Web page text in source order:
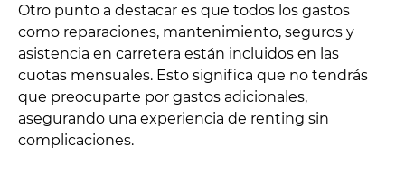
Otro punto a destacar es que todos los gastos
como reparaciones, mantenimiento, seguros y
asistencia en carretera están incluidos en las
cuotas mensuales. Esto significa que no tendrás
que preocuparte por gastos adicionales,
asegurando una experiencia de renting sin
complicaciones.